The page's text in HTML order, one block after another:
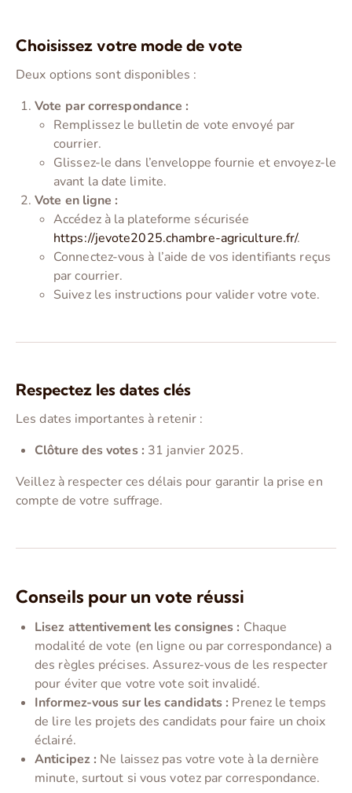
Choisissez votre mode de vote
Deux options sont disponibles :
Vote par correspondance :
Remplissez le bulletin de vote envoyé par
courrier.
Glissez-le dans l’enveloppe fournie et envoyez-le
avant la date limite.
Vote en ligne :
Accédez à la plateforme sécurisée
https://jevote2025.chambre-agriculture.fr/.
Connectez-vous à l’aide de vos identifiants reçus
par courrier.
Suivez les instructions pour valider votre vote.
Respectez les dates clés
Les dates importantes à retenir :
Clôture des votes : 31 janvier 2025.
Veillez à respecter ces délais pour garantir la prise en
compte de votre suffrage.
Conseils pour un vote réussi
Lisez attentivement les consignes : Chaque
modalité de vote (en ligne ou par correspondance) a
des règles précises. Assurez-vous de les respecter
pour éviter que votre vote soit invalidé.
Informez-vous sur les candidats : Prenez le temps
de lire les projets des candidats pour faire un choix
éclairé.
Anticipez : Ne laissez pas votre vote à la dernière
minute, surtout si vous votez par correspondance.